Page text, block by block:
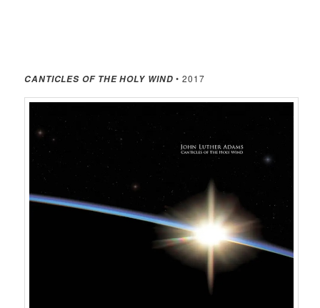
CANTICLES OF THE HOLY WIND • 2017